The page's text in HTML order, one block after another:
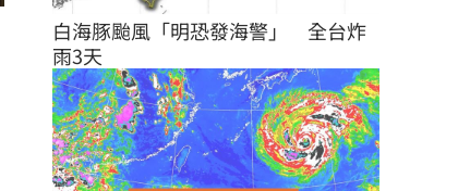
白海豚颱風「明恐發海警」　全台炸
雨3天